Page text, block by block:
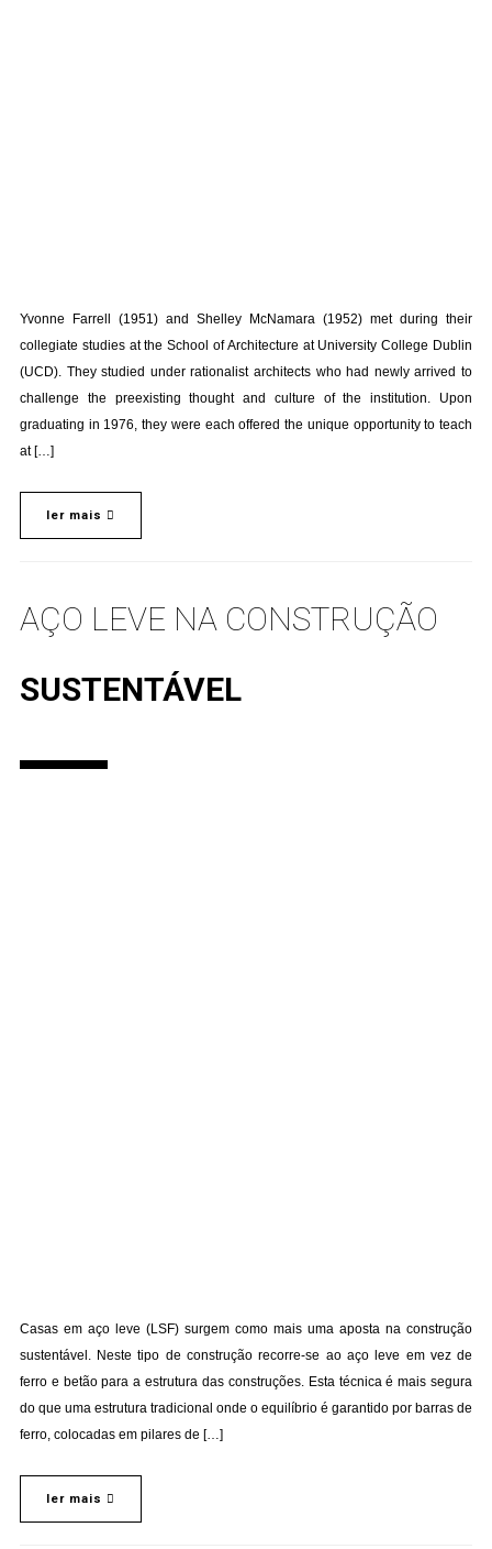
Yvonne Farrell (1951) and Shelley McNamara (1952) met during their
collegiate studies at the School of Architecture at University College Dublin
(UCD). They studied under rationalist architects who had newly arrived to
challenge the preexisting thought and culture of the institution. Upon
graduating in 1976, they were each offered the unique opportunity to teach
at […]
ler mais
AÇO LEVE NA CONSTRUÇÃO
SUSTENTÁVEL
Casas em aço leve (LSF) surgem como mais uma aposta na construção
sustentável. Neste tipo de construção recorre-se ao aço leve em vez de
ferro e betão para a estrutura das construções. Esta técnica é mais segura
do que uma estrutura tradicional onde o equilíbrio é garantido por barras de
ferro, colocadas em pilares de […]
ler mais